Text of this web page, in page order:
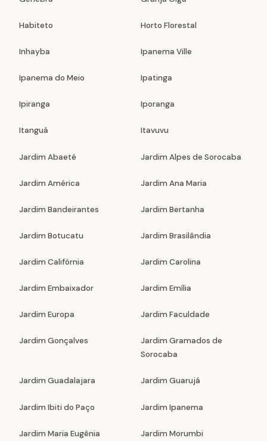
Habiteto Horto Florestal
Inhayba Ipanema Ville
Ipanema do Meio Ipatinga
Ipiranga Iporanga
Itanguá Itavuvu
Jardim Abaeté Jardim Alpes de Sorocaba
Jardim América Jardim Ana Maria
Jardim Bandeirantes Jardim Bertanha
Jardim Botucatu Jardim Brasilândia
Jardim Califórnia Jardim Carolina
Jardim Embaixador Jardim Emília
Jardim Europa Jardim Faculdade
Jardim Gonçalves
Jardim Gramados de
Sorocaba
Jardim Guadalajara Jardim Guarujá
Jardim Ibiti do Paço Jardim Ipanema
Jardim Maria Eugênia Jardim Morumbi